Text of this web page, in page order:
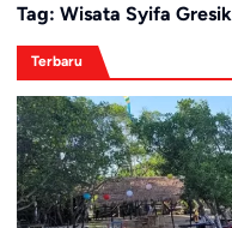
Tag: Wisata Syifa Gresik
Terbaru